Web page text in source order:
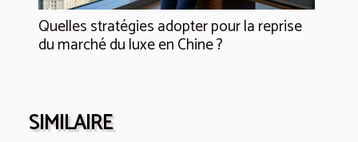
Quelles stratégies adopter pour la reprise
du marché du luxe en Chine ?
SIMILAIRE